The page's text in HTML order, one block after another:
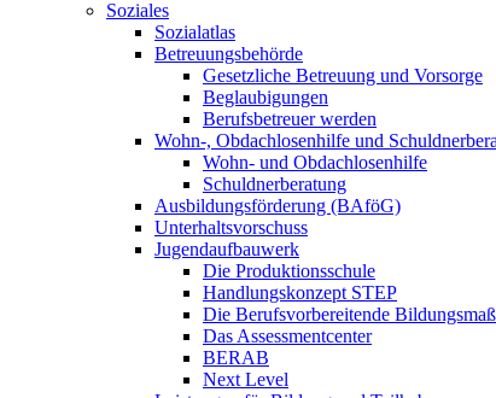
Soziales
Sozialatlas
Betreuungsbehörde
Gesetzliche Betreuung und Vorsorge
Beglaubigungen
Berufsbetreuer werden
Wohn-, Obdachlosenhilfe und
Wohn- und Obdachlosenhilfe
Schuldnerberatung
Ausbildungsförderung (BAföG)
Unterhaltsvorschuss
Jugendaufbauwerk
Die Produktionsschule
Handlungskonzept STEP
Die Berufsvorbereitende
Das Assessmentcenter
BERAB
Next Level